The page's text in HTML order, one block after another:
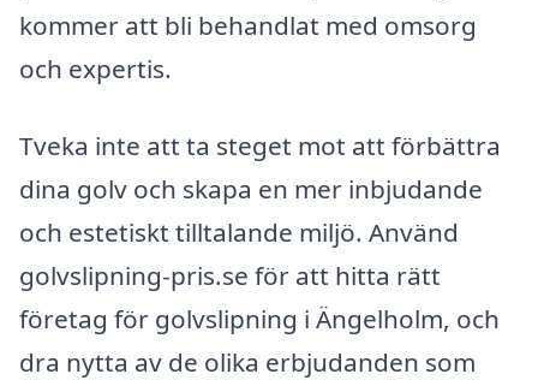
kommer att bli behandlat med omsorg
och expertis.
Tveka inte att ta steget mot att förbättra
dina golv och skapa en mer inbjudande
och estetiskt tilltalande miljö. Använd
golvslipning-pris.se för att hitta rätt
företag för golvslipning i Ängelholm, och
dra nytta av de olika erbjudanden som